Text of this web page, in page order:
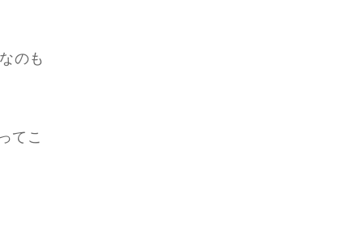
のも
てこ